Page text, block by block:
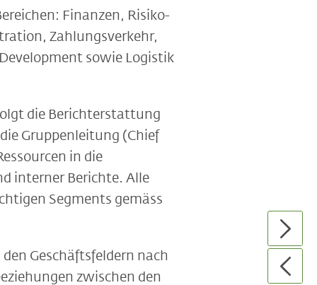
Finanzen, Risiko-
Zahlungsverkehr,
sowie Logistik
die Berichterstattung
Gruppenleitung (Chief
in die
interner Berichte. Alle
Segments gemäss
Geschäftsfeldern nach
zwischen den